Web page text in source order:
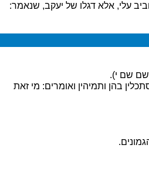
עלי, אלא דגלו של יעקב, שנאמר:
שם י).
בהן ותמיהין ואומרים: מי זאת